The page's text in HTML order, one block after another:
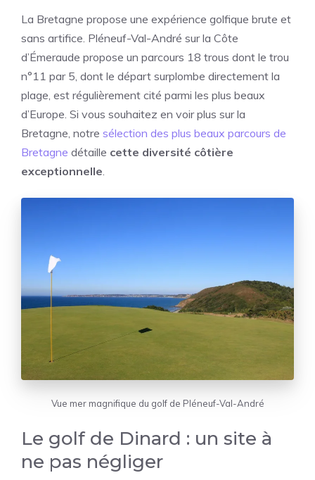
La Bretagne propose une expérience golfique brute et
sans artifice. Pléneuf-Val-André sur la Côte
d’Émeraude propose un parcours 18 trous dont le trou
n°11 par 5, dont le départ surplombe directement la
plage, est régulièrement cité parmi les plus beaux
d’Europe. Si vous souhaitez en voir plus sur la
Bretagne, notre sélection des plus beaux parcours de
Bretagne détaille cette diversité côtière
exceptionnelle.
Vue mer magnifique du golf de Pléneuf-Val-André
Le golf de Dinard : un site à
ne pas négliger